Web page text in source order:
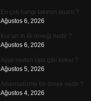
En çok hangi takımın puanı ?
Ağustos 6, 2026
Kur’an’ın ilk örneği nedir ?
Ağustos 6, 2026
Ayak neden cips gibi kokar ?
Ağustos 5, 2026
Amensalizme bir örnek nedir ?
Ağustos 4, 2026